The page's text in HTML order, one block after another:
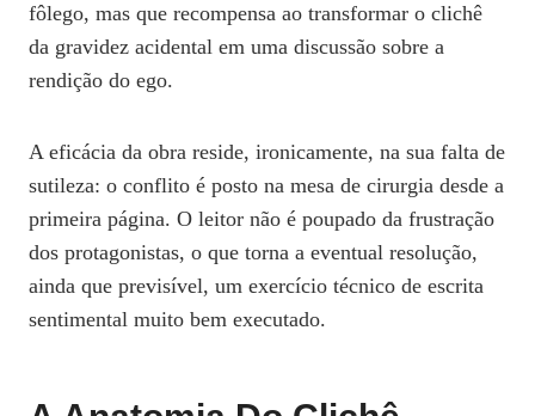
fôlego, mas que recompensa ao transformar o clichê
da gravidez acidental em uma discussão sobre a
rendição do ego.
A eficácia da obra reside, ironicamente, na sua falta de
sutileza: o conflito é posto na mesa de cirurgia desde a
primeira página. O leitor não é poupado da frustração
dos protagonistas, o que torna a eventual resolução,
ainda que previsível, um exercício técnico de escrita
sentimental muito bem executado.